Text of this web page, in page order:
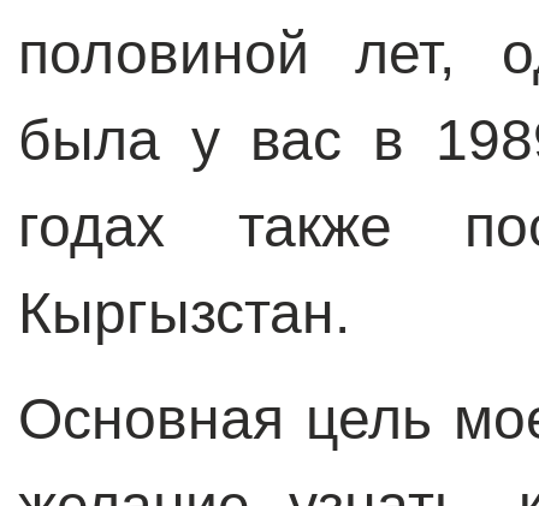
половиной лет,
была у вас в
годах также
Кыргызстан.
Основная цель